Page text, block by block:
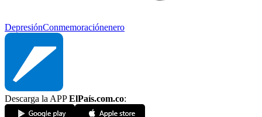
DepresiónConmemoraciónenero
Descarga la APPElPaís.com.co: